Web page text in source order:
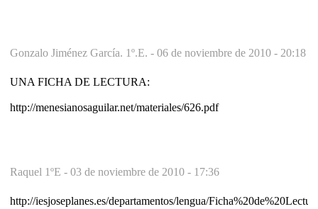
Gonzalo Jiménez García. 1º.E. - 06 de noviembre de 2010 - 20:18
UNA FICHA DE LECTURA:
http://menesianosaguilar.net/materiales/626.pdf
Raquel 1ºE - 03 de noviembre de 2010 - 17:36
http://iesjoseplanes.es/departamentos/lengua/